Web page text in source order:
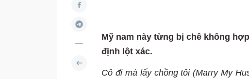
Mỹ nam này từng bị chê không
định lột xác.
Cô đi mà lấy chồng tôi (Marry My